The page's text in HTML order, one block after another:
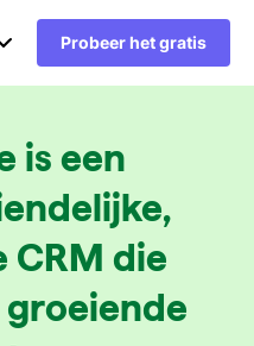
Probeer het gratis
is een
CRM die